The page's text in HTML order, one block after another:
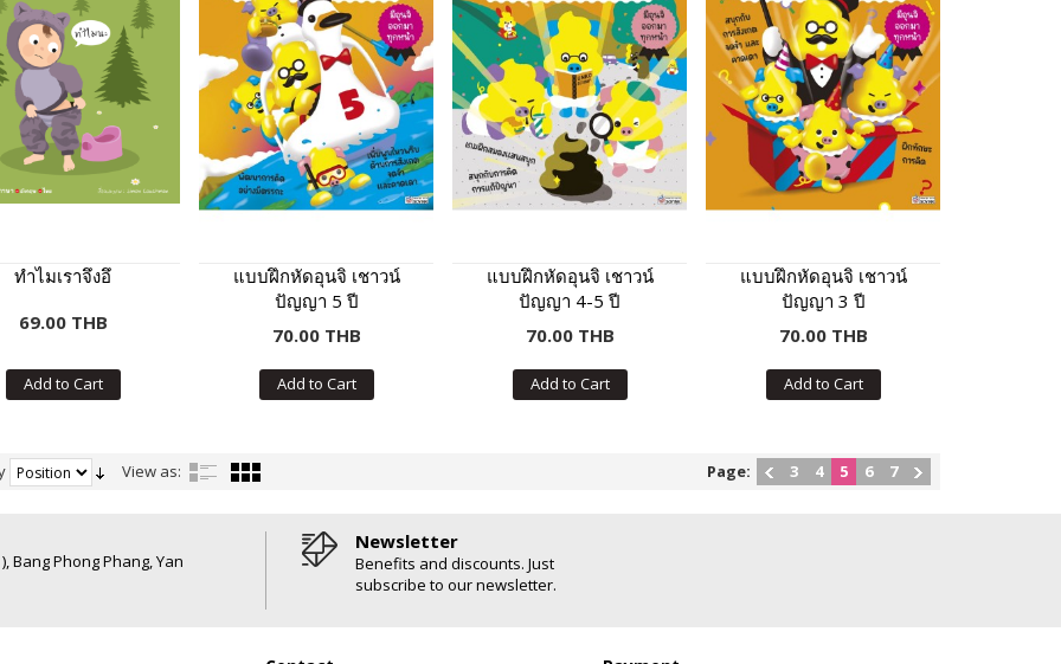
ทำไมเราจึงอึ
69.00 THB
Add to Cart
แบบฝึกหัดอุนจิ เชาวน์
ปัญญา 5 ปี
70.00 THB
Add to Cart
แบบฝึกหัดอุนจิ เชาวน์
ปัญญา 4-5 ปี
70.00 THB
Add to Cart
แบบฝึกหัดอุนจิ เชาวน์
ปัญญา 3 ปี
70.00 THB
Add to Cart
View as: Page: 3 4 5 6 7
Bang Phong Phang, Yan
Newsletter
Benefits and discounts. Just
subscribe to our newsletter.